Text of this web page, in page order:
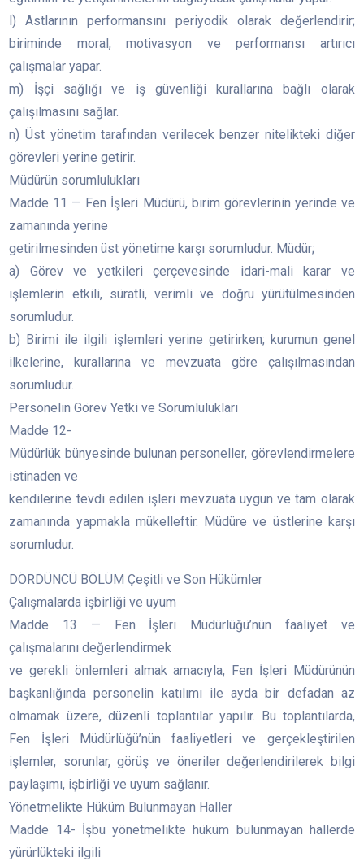
l) Astlarının performansını periyodik olarak değerlendirir;
biriminde moral, motivasyon ve performansı artırıcı
çalışmalar yapar.
m) İşçi sağlığı ve iş güvenliği kurallarına bağlı olarak
çalışılmasını sağlar.
n) Üst yönetim tarafından verilecek benzer nitelikteki diğer
görevleri yerine getirir.
Müdürün sorumlulukları
Madde 11 — Fen İşleri Müdürü, birim görevlerinin yerinde ve
zamanında yerine
getirilmesinden üst yönetime karşı sorumludur. Müdür;
a) Görev ve yetkileri çerçevesinde idari-mali karar ve
işlemlerin etkili, süratli, verimli ve doğru yürütülmesinden
sorumludur.
b) Birimi ile ilgili işlemleri yerine getirirken; kurumun genel
ilkelerine, kurallarına ve mevzuata göre çalışılmasından
sorumludur.
Personelin Görev Yetki ve Sorumlulukları
Madde 12-
Müdürlük bünyesinde bulunan personeller, görevlendirmelere
istinaden ve
kendilerine tevdi edilen işleri mevzuata uygun ve tam olarak
zamanında yapmakla mükelleftir. Müdüre ve üstlerine karşı
sorumludur.
DÖRDÜNCÜ BÖLÜM Çeşitli ve Son Hükümler
Çalışmalarda işbirliği ve uyum
Madde 13 — Fen İşleri Müdürlüğü’nün faaliyet ve
çalışmalarını değerlendirmek
ve gerekli önlemleri almak amacıyla, Fen İşleri Müdürünün
başkanlığında personelin katılımı ile ayda bir defadan az
olmamak üzere, düzenli toplantılar yapılır. Bu toplantılarda,
Fen İşleri Müdürlüğü’nün faaliyetleri ve gerçekleştirilen
işlemler, sorunlar, görüş ve öneriler değerlendirilerek bilgi
paylaşımı, işbirliği ve uyum sağlanır.
Yönetmelikte Hüküm Bulunmayan Haller
Madde 14- İşbu yönetmelikte hüküm bulunmayan hallerde
yürürlükteki ilgili